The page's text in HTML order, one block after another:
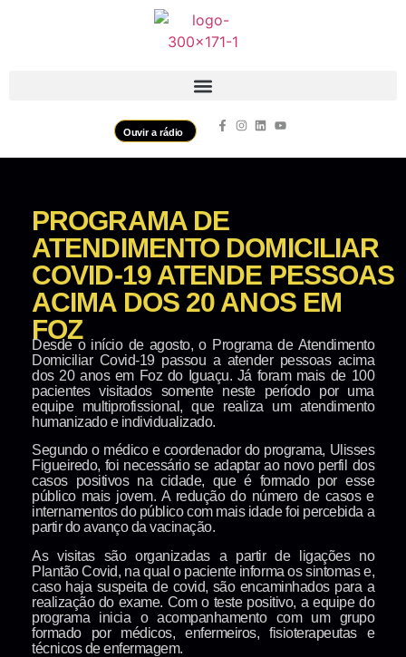
Ouvir a rádio
PROGRAMA DE
ATENDIMENTO DOMICILIAR
COVID-19 ATENDE PESSOAS
ACIMA DOS 20 ANOS EM
FOZ
Desde o início de agosto, o Programa de Atendimento
Domiciliar Covid-19 passou a atender pessoas acima
dos 20 anos em Foz do Iguaçu. Já foram mais de 100
pacientes visitados somente neste período por uma
equipe multiprofissional, que realiza um atendimento
humanizado e individualizado.
Segundo o médico e coordenador do programa, Ulisses
Figueiredo, foi necessário se adaptar ao novo perfil dos
casos positivos na cidade, que é formado por esse
público mais jovem. A redução do número de casos e
internamentos do público com mais idade foi percebida a
partir do avanço da vacinação.
As visitas são organizadas a partir de ligações no
Plantão Covid, na qual o paciente informa os sintomas e,
caso haja suspeita de covid, são encaminhados para a
realização do exame. Com o teste positivo, a equipe do
programa inicia o acompanhamento com um grupo
formado por médicos, enfermeiros, fisioterapeutas e
técnicos de enfermagem.